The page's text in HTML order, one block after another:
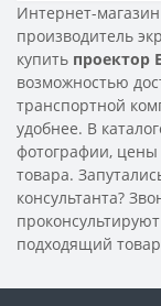
Интернет-
производитель
купить проектор
возможностью
транспортной
удобнее. В
фотографии, цены
товара.
консультанта?
подходящий